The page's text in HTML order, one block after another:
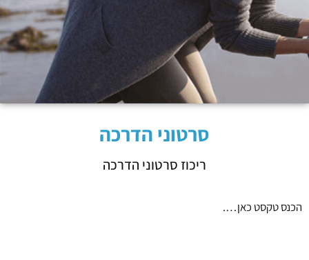
סרטוני הדרכה
ריכוז סרטוני הדרכה
הכנס טקסט כאן….